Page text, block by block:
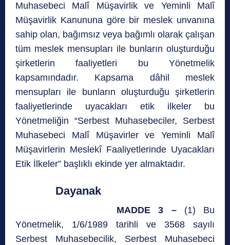
Muhasebeci Malî Müşavirlik ve Yeminli Malî
Müşavirlik Kanununa göre bir meslek unvanına
sahip olan, bağımsız veya bağımlı olarak çalışan
tüm meslek mensupları ile bunların oluşturduğu
şirketlerin faaliyetleri bu Yönetmelik
kapsamındadır. Kapsama dâhil meslek
mensupları ile bunların oluşturduğu şirketlerin
faaliyetlerinde uyacakları etik ilkeler bu
Yönetmeliğin “Serbest Muhasebeciler, Serbest
Muhasebeci Malî Müşavirler ve Yeminli Malî
Müşavirlerin Meslekî Faaliyetlerinde Uyacakları
Etik İlkeler” başlıklı ekinde yer almaktadır.
Dayanak
MADDE 3 – (1) Bu
Yönetmelik, 1/6/1989 tarihli ve 3568 sayılı
Serbest Muhasebecilik, Serbest Muhasebeci